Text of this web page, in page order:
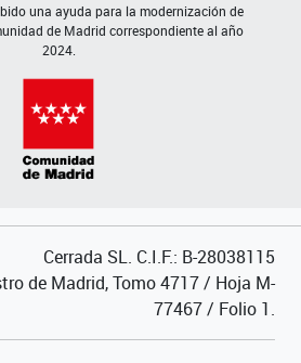
una ayuda para la modernización de
de Madrid correspondiente al año
2024.
Cerrada SL. C.I.F.: B-28038115
de Madrid, Tomo 4717 / Hoja M-
77467 / Folio 1.